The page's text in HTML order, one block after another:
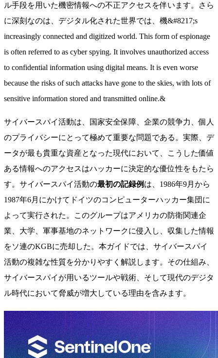
ル手段を用いた機密情報への不正アクセスを伴います。さら
に深刻なのは、デジタル化された世界では、機&#8217;s
increasingly connected and digitized world. This form of espionage
is often referred to as cyber spying. It involves unauthorized access
to confidential information using digital means. It is even worse
because the risks of such attacks have gone to the skies, with lots of
sensitive information stored and transmitted online.&
サイバースパイ活動は、国家安全保障、企業の競争力、個人
のプライバシーにとって極めて重要な問題である。実際、デ
ータが最も貴重な資産となった現代において、こうした価値
ある情報へのアクセスはハッカーに決定的な優位性をもたら
す。サイバースパイ活動の最初の記録例 は、1986年9月から
1987年6月にかけてドイツのコンピューターハッカー集団に
よって実行された。このグループはアメリカの防衛関連企
業、大学、軍事基地のネットワークに侵入し、収集した情報
をソ連のKGBに売却した。本ガイドでは、サイバースパイ
活動の複雑な性質を分かりやすく解説します。その仕組み、
サイバースパイが用いるツールや戦術、そして現代のデジタ
ル時代において脅威が増大している理由を含みます。